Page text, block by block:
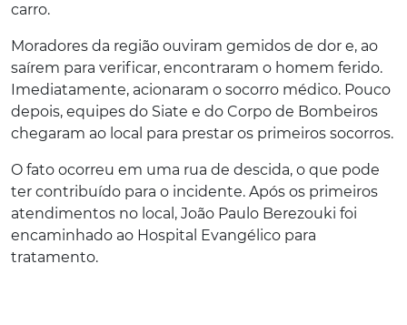
carro.
Moradores da região ouviram gemidos de dor e, ao
saírem para verificar, encontraram o homem ferido.
Imediatamente, acionaram o socorro médico. Pouco
depois, equipes do Siate e do Corpo de Bombeiros
chegaram ao local para prestar os primeiros socorros.
O fato ocorreu em uma rua de descida, o que pode
ter contribuído para o incidente. Após os primeiros
atendimentos no local, João Paulo Berezouki foi
encaminhado ao Hospital Evangélico para
tratamento.